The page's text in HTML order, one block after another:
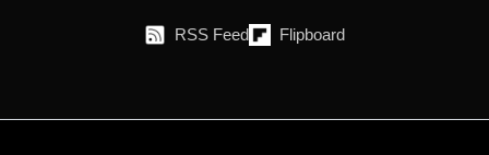
RSS Feed Flipboard